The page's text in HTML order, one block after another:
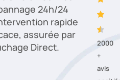
24h/24
rapide
assurée par
Direct.
2000
+
avis